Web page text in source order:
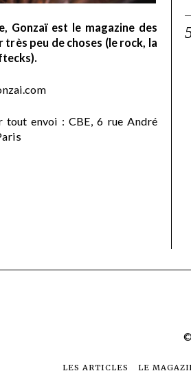
Gonzaï est le magazine des
très peu de choses (le rock, la
envoi : CBE, 6 rue André
©
LES ARTICLES LE